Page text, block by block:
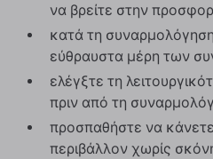
να βρείτε στην
κατά τη
εύθραυστα μέρη των
ελέγξτε τη
πριν από τη
προσπαθήστε να
περιβάλλον χωρίς